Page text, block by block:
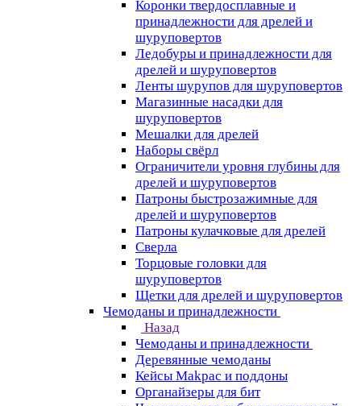
Коронки твердосплавные и
принадлежности для дрелей и
шуруповертов
Ледобуры и принадлежности для
дрелей и шуруповертов
Ленты шурупов для шуруповертов
Магазинные насадки для
шуруповертов
Мешалки для дрелей
Наборы свёрл
Ограничители уровня глубины для
дрелей и шуруповертов
Патроны быстрозажимные для
дрелей и шуруповертов
Патроны кулачковые для дрелей
Сверла
Торцовые головки для
шуруповертов
Щетки для дрелей и шуруповертов
Чемоданы и принадлежности
Назад
Чемоданы и принадлежности
Деревянные чемоданы
Кейсы Makpac и поддоны
Органайзеры для бит